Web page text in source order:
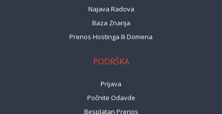
Najava Radova
Baza Znanja
Prenos Hostinga Ili Domena
PODRŠKA
Prijava
Počnite Odavde
Besplatan Prenos